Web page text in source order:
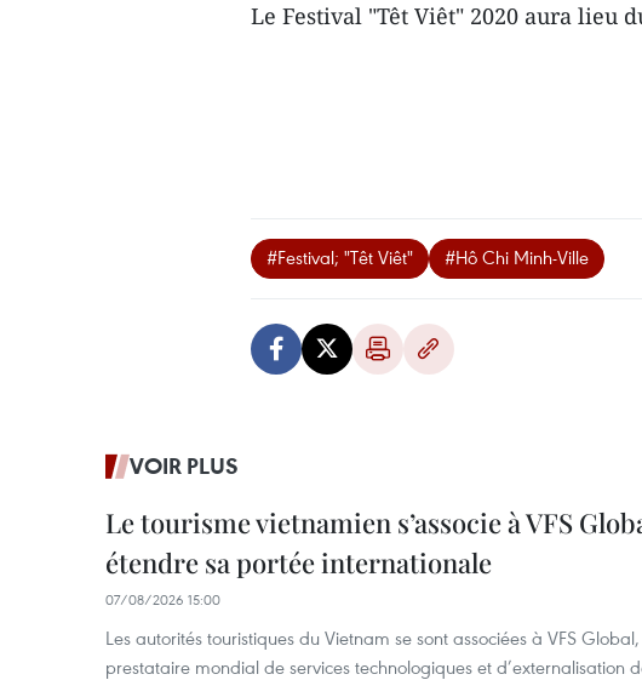
Le Festival "Têt Viêt" 2020 aura lieu
#Festival; "Têt Viêt" #Hô Chi Minh-Ville
VOIR PLUS
Le tourisme vietnamien s’associe à VFS
étendre sa portée internationale
07/08/2026 15:00
Les autorités touristiques du Vietnam se sont associées à VFS
prestataire mondial de services technologiques et d’externalisation